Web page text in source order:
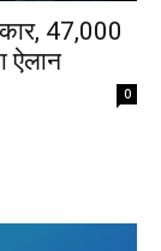
47,000
ऐलान
0